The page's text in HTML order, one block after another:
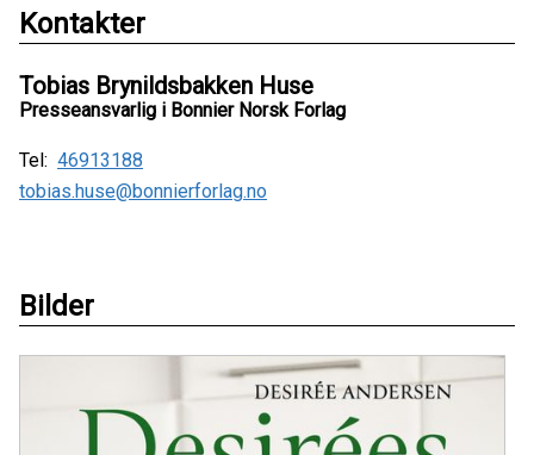
Kontakter
Tobias Brynildsbakken Huse
Presseansvarlig i Bonnier Norsk Forlag
Tel: 46913188
tobias.huse@bonnierforlag.no
Bilder